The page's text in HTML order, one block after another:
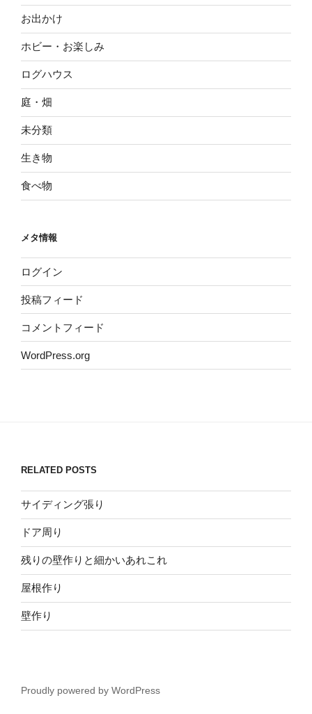
お出かけ
ホビー・お楽しみ
ログハウス
庭・畑
未分類
生き物
食べ物
メタ情報
ログイン
投稿フィード
コメントフィード
WordPress.org
RELATED POSTS
サイディング張り
ドア周り
残りの壁作りと細かいあれこれ
屋根作り
壁作り
Proudly powered by WordPress